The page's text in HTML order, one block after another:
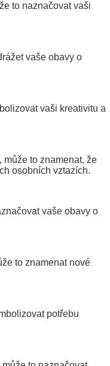
to naznačovat vaši
vaše obavy o
vaši kreativitu a
může to znamenat, že
osobních vztazích.
vaše obavy o
to znamenat nové
potřebu